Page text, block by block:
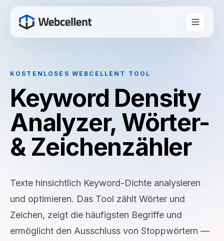
KOSTENLOSES WEBCELLENT TOOL
Keyword Density
Analyzer, Wörter-
& Zeichenzähler
Texte hinsichtlich Keyword-Dichte analysieren
und optimieren. Das Tool zählt Wörter und
Zeichen, zeigt die häufigsten Begriffe und
ermöglicht den Ausschluss von Stoppwörtern —